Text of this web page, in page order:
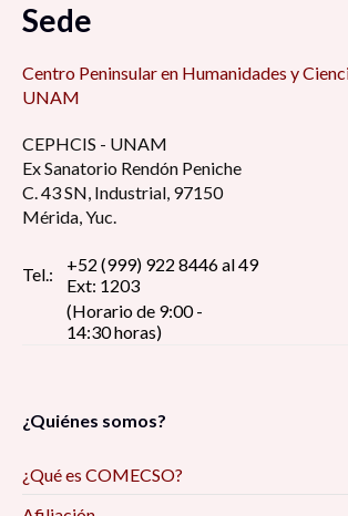
Sede
Centro Peninsular en Humanidades y
UNAM
CEPHCIS - UNAM
Ex Sanatorio Rendón Peniche
C. 43 SN, Industrial, 97150
Mérida, Yuc.
Tel.:
+52 (999) 922 8446 al 49
Ext: 1203
(Horario de 9:00 -
14:30 horas)
¿Quiénes somos?
¿Qué es COMECSO?